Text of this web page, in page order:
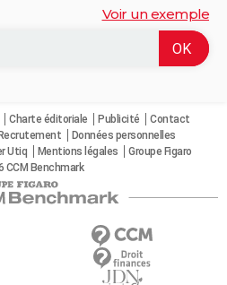
Voir un exemple
Charte éditoriale Publicité
Contact
Recrutement
Données personnelles
Utiq Mentions légales
Groupe Figaro
CCM Benchmark